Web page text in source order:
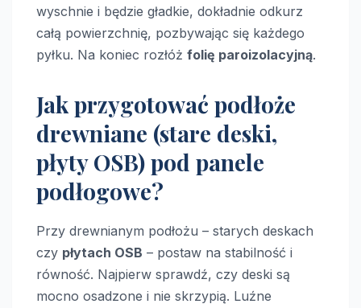
wyschnie i będzie gładkie, dokładnie odkurz
całą powierzchnię, pozbywając się każdego
pyłku. Na koniec rozłóż folię paroizolacyjną.
Jak przygotować podłoże
drewniane (stare deski,
płyty OSB) pod panele
podłogowe?
Przy drewnianym podłożu – starych deskach
czy płytach OSB – postaw na stabilność i
równość. Najpierw sprawdź, czy deski są
mocno osadzone i nie skrzypią. Luźne